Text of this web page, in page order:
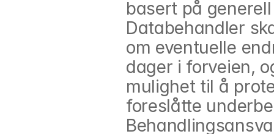
basert på
Databehandler
om eventuelle
dager i forveien,
mulighet til å
foreslåtte